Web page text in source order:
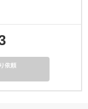
依頼